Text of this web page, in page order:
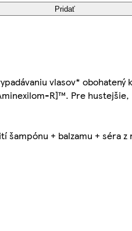
Pridať
vlasov* obohatený
R]™. Pre
šampónu + balzamu + séra z